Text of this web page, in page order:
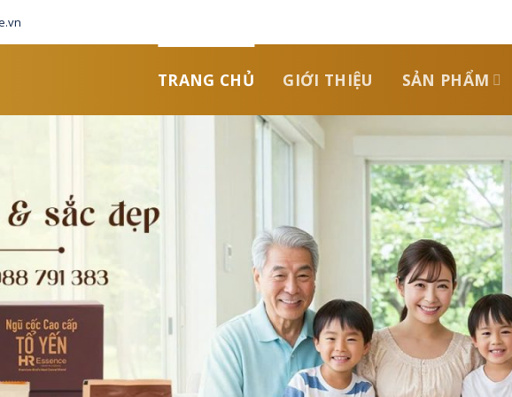
TRANG CHỦ GIỚI THIỆU SẢN PHẨM